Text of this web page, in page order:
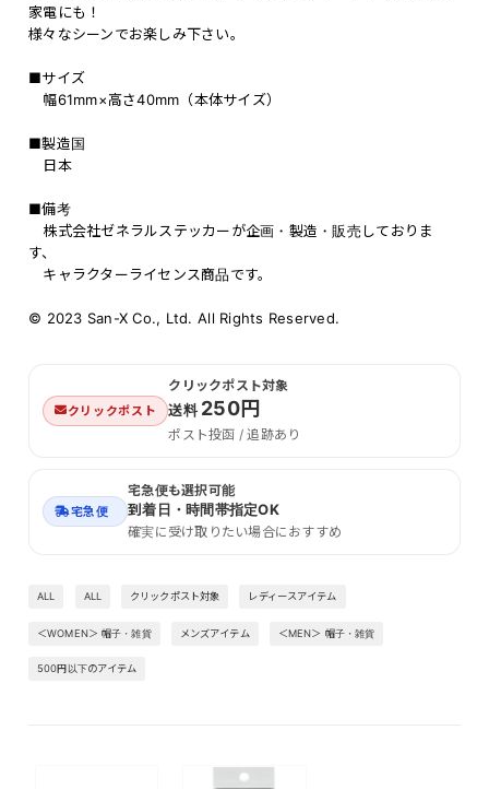
家電にも！
様々なシーンでお楽しみ下さい。
■サイズ
幅61mm×高さ40mm（本体サイズ）
■製造国
日本
■備考
株式会社ゼネラルステッカーが企画・製造・販売しておりま
す、
キャラクターライセンス商品です。
© 2023 San-X Co., Ltd. All Rights Reserved.
クリックポスト
クリックポスト対象
送料250円
ポスト投函 / 追跡あり
宅急便
宅急便も選択可能
到着日・時間帯指定OK
確実に受け取りたい場合におすすめ
ALL ALL クリックポスト対象 レディースアイテム
＜WOMEN＞ 帽子・雑貨 メンズアイテム ＜MEN＞ 帽子・雑貨
500円以下のアイテム